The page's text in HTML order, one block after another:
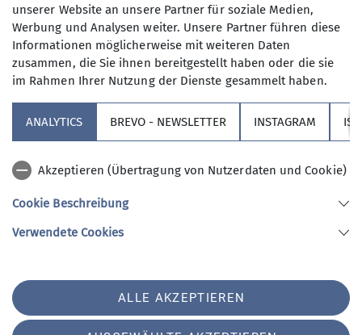
Veranstaltungen aus der Sektion Vorträge alpenblick
Sektion
Service
Sektion Augsburg des Deutschen Alpenvereins e.V.
Telefon +49821516780
unserer Website an unsere Partner für soziale Medien,
Werbung und Analysen weiter. Unsere Partner führen diese
Informationen möglicherweise mit weiteren Daten
zusammen, die Sie ihnen bereitgestellt haben oder die sie
im Rahmen Ihrer Nutzung der Dienste gesammelt haben.
ANALYTICS BREVO - NEWSLETTER INSTAGRAM
Akzeptieren (Übertragung von Nutzerdaten und Cookie)
Cookie Beschreibung
Verwendete Cookies
ALLE AKZEPTIEREN